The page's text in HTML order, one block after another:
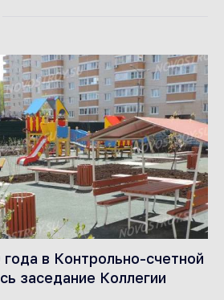
в Контрольно-счетной
заседание Коллегии